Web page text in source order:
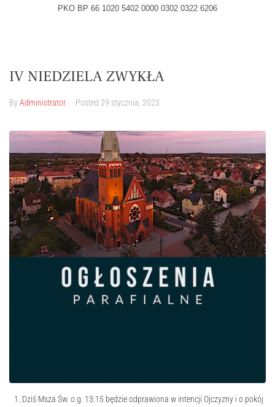
PKO BP 66 1020 5402 0000 0302 0322 6206
IV NIEDZIELA ZWYKŁA
ByAdministrator Posted 29 stycznia, 2023
Dziś Msza Św. o g. 13:15 będzie odprawiona w intencji Ojczyzny i o pokój